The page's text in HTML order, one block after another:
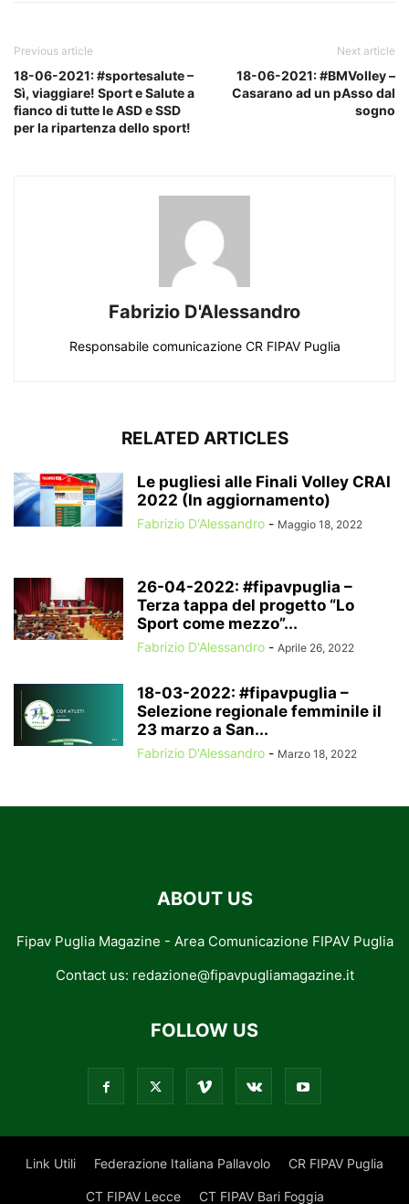
Previous article
18-06-2021: #sportesalute –
Sì, viaggiare! Sport e Salute a
fianco di tutte le ASD e SSD
per la ripartenza dello sport!
Next article
18-06-2021: #BMVolley –
Casarano ad un pAsso dal
sogno
Fabrizio D'Alessandro
Responsabile comunicazione CR FIPAV Puglia
RELATED ARTICLES
Le pugliesi alle Finali Volley CRAI
2022 (In aggiornamento)
Fabrizio D'Alessandro - Maggio 18, 2022
26-04-2022: #fipavpuglia –
Terza tappa del progetto “Lo
Sport come mezzo”...
Fabrizio D'Alessandro - Aprile 26, 2022
18-03-2022: #fipavpuglia –
Selezione regionale femminile il
23 marzo a San...
Fabrizio D'Alessandro - Marzo 18, 2022
ABOUT US
Fipav Puglia Magazine - Area Comunicazione FIPAV Puglia
Contact us: redazione@fipavpugliamagazine.it
FOLLOW US
Link Utili Federazione Italiana Pallavolo CR FIPAV Puglia
CT FIPAV Lecce CT FIPAV Bari Foggia